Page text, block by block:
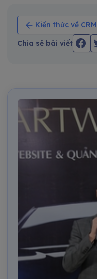
Kiến thức về CRM
Chia sẻ bài viết